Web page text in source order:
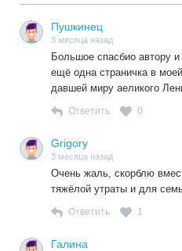
Пушкинец
3 месяца назад
Большое спасбио автору
ещё одна страничка в
давшей миру аеликого
Ответить 0
Grigory
3 месяца назад
Очень жаль, скорблю
тяжёлой утраты и для
Ответить 1
Галина